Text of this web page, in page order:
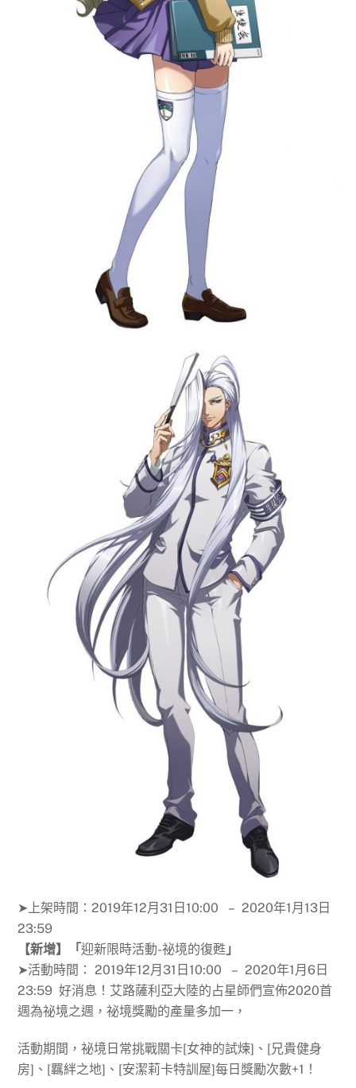
➤上架時間：2019年12月31日10:00 – 2020年1月13日
23:59
【新增】「迎新限時活動-祕境的復甦 」
➤活動時間： 2019年12月31日10:00 – 2020年1月6日
23:59 好消息！艾路薩利亞大陸的占星師們宣佈2020首
週為祕境之週，祕境獎勵的產量多加一，
活動期間，祕境日常挑戰關卡[女神的試煉]、[兄貴健身
房]、[羈絆之地]、[安潔莉卡特訓屋]每日獎勵次數+1！